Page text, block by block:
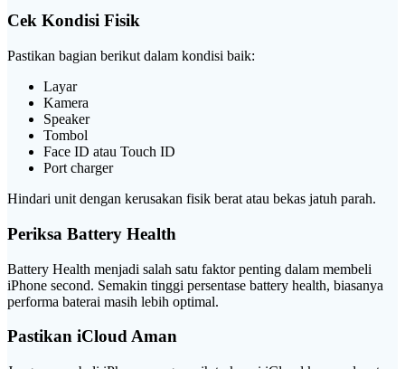
Cek Kondisi Fisik
Pastikan bagian berikut dalam kondisi baik:
Layar
Kamera
Speaker
Tombol
Face ID atau Touch ID
Port charger
Hindari unit dengan kerusakan fisik berat atau bekas jatuh parah.
Periksa Battery Health
Battery Health menjadi salah satu faktor penting dalam membeli
iPhone second. Semakin tinggi persentase battery health, biasanya
performa baterai masih lebih optimal.
Pastikan iCloud Aman